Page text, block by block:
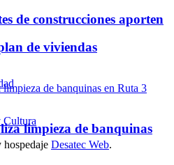
de construcciones aporten
de viviendas
limpieza de banquinas
Cultura
Desatec Web.